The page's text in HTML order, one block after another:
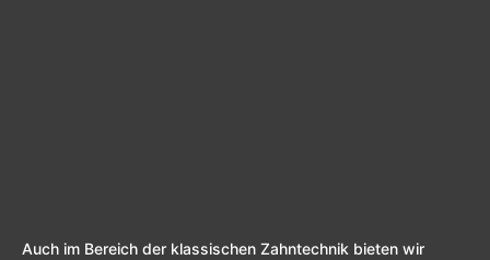
Auch im Bereich der klassischen Zahntechnik bieten wir